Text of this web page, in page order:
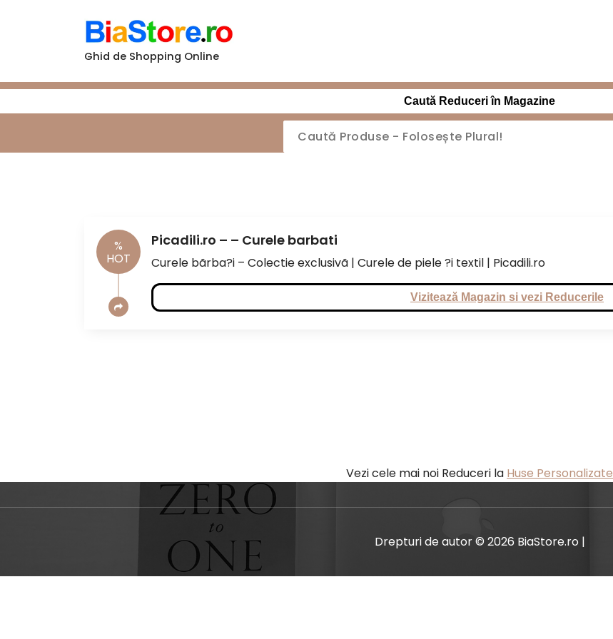
Ghid de Shopping Online
Caută Reduceri în Magazine
%
HOT
Picadili.ro – – Curele barbati
Curele bãrba?i – Colectie exclusivã | Curele de piele ?i textil | Picadili.ro
Vizitează Magazin si vezi Reducerile
Vezi cele mai noi Reduceri la Huse Personalizate
Drepturi de autor © 2026 BiaStore.ro |